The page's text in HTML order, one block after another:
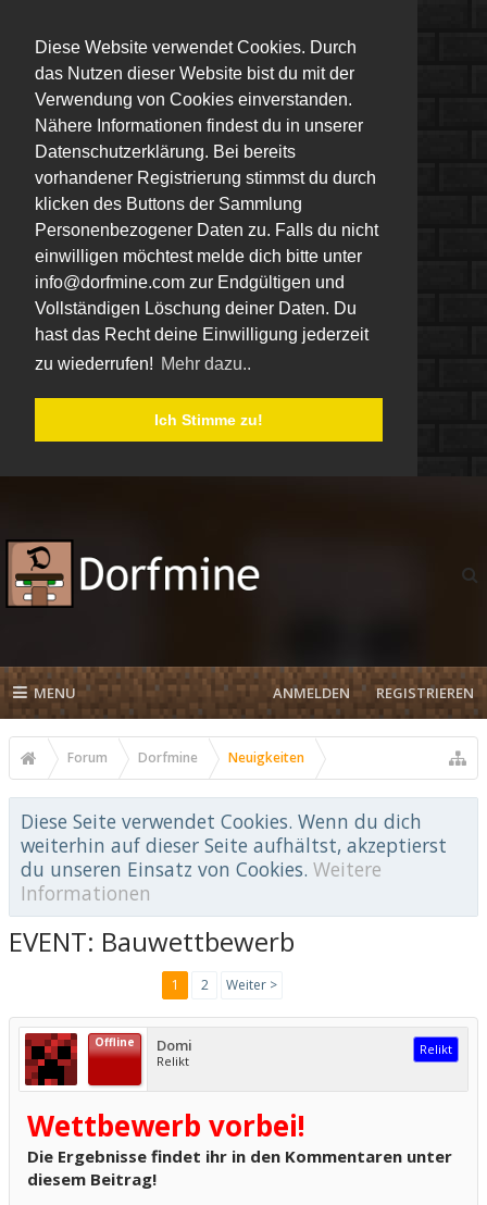
Diese Website verwendet Cookies. Durch
das Nutzen dieser Website bist du mit der
Verwendung von Cookies einverstanden.
Nähere Informationen findest du in unserer
Datenschutzerklärung. Bei bereits
vorhandener Registrierung stimmst du durch
klicken des Buttons der Sammlung
Personenbezogener Daten zu. Falls du nicht
einwilligen möchtest melde dich bitte unter
info@dorfmine.com zur Endgültigen und
Vollständigen Löschung deiner Daten. Du
hast das Recht deine Einwilligung jederzeit
zu wiederrufen! Mehr dazu..
Ich Stimme zu!
MENU ANMELDEN REGISTRIEREN
Forum Dorfmine Neuigkeiten
Diese Seite verwendet Cookies. Wenn du dich
weiterhin auf dieser Seite aufhältst, akzeptierst
du unseren Einsatz von Cookies. Weitere
Informationen
EVENT: Bauwettbewerb
1 2 Weiter >
Offline Domi
Relikt
Relikt
Wettbewerb vorbei!
Die Ergebnisse findet ihr in den Kommentaren unter
diesem Beitrag!